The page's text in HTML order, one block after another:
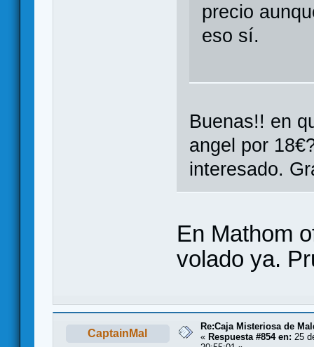
precio
eso sí.
Buenas!! en
angel por
interesado.
En Mathom
volado ya.
CaptainMal
Re:Caja Misteriosa de
« Respuesta #854 en: 25